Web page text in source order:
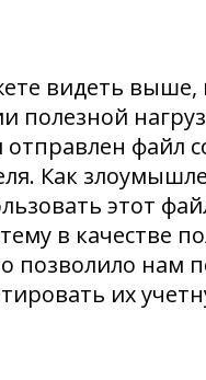
видеть выше,
полезной
отправлен файл
Как
этот
в качестве
позволило нам
их